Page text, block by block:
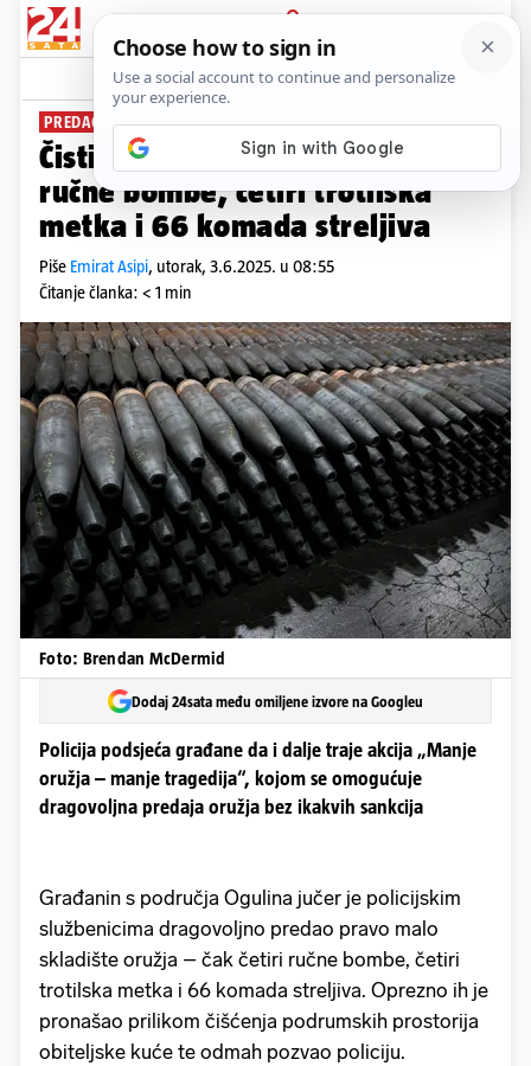
PRIJAVA
News Komentari
PREDAO JE POLICIJI
Čistio podrum pa našao četiri
ručne bombe, četiri trotilska
metka i 66 komada streljiva
Piše Emirat Asipi, utorak, 3.6.2025. u 08:55
Čitanje članka: < 1 min
Foto: Brendan McDermid
Dodaj 24sata među omiljene izvore na Googleu
Policija podsjeća građane da i dalje traje akcija „Manje
oružja – manje tragedija“, kojom se omogućuje
dragovoljna predaja oružja bez ikakvih sankcija
Građanin s područja Ogulina jučer je policijskim
službenicima dragovoljno predao pravo malo
skladište oružja – čak četiri ručne bombe, četiri
trotilska metka i 66 komada streljiva. Oprezno ih je
pronašao prilikom čišćenja podrumskih prostorija
obiteljske kuće te odmah pozvao policiju.